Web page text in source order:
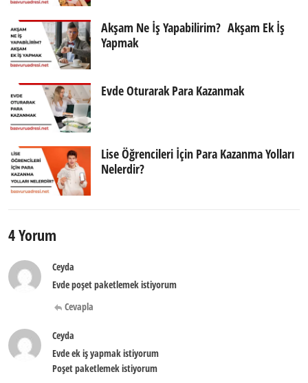
Akşam Ne İş Yapabilirim? Akşam Ek İş
Yapmak
Evde Oturarak Para Kazanmak
Lise Öğrencileri İçin Para Kazanma Yolları
Nelerdir?
4 Yorum
Ceyda
Evde poşet paketlemek istiyorum
Cevapla
Ceyda
Evde ek iş yapmak istiyorum
Poşet paketlemek istiyorum